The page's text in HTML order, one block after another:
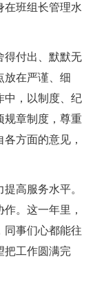
在班组长管理水
得付出、默默无
放在严谨、细
中，以制度、纪
规章制度，尊重
方面的意见，
高服务水平。
。这一年里，
同事们心都能往
把工作圆满完